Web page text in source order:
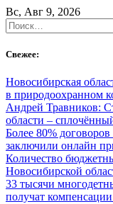
Skip
to
content
Вс, Авг 9, 2026
Найти:
Свежее:
Новосибирская
в природоохранном
Андрей Травников:
области –
Более 80%
заключили онлайн
Количество
Новосибирской
33 тысячи
получат